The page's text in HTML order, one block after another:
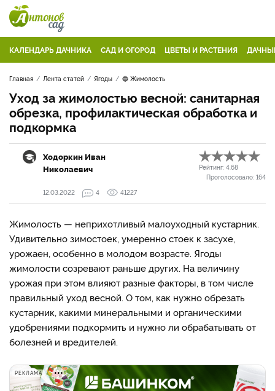
КАЛЕНДАРЬ ДАЧНИКА САД И ОГОРОД ЦВЕТЫ И РАСТЕНИЯ
Главная Лента статей Ягоды 🔵 Жимолость
Уход за жимолостью весной: санитарная
обрезка, профилактическая обработка и
подкормка
Ходоркин Иван
Николаевич
Рейтинг: 4.68
Проголосовало: 164
12.03.2022
4 41227
Жимолость — неприхотливый малоуходный кустарник.
Удивительно зимостоек, умеренно стоек к засухе,
урожаен, особенно в молодом возрасте. Ягоды
жимолости созревают раньше других. На величину
урожая при этом влияют разные факторы, в том числе
правильный уход весной. О том, как нужно обрезать
кустарник, какими минеральными и органическими
удобрениями подкормить и нужно ли обрабатывать от
болезней и вредителей.
РЕКЛАМА